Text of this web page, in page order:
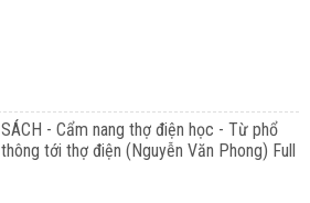
SÁCH - Cẩm nang thợ điện học - Từ phổ
thông tới thợ điện (Nguyễn Văn Phong) Full